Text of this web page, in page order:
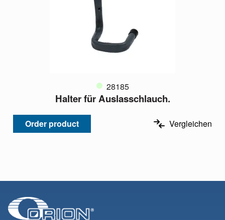
28185
Halter für Auslasschlauch.
Order product Vergleichen